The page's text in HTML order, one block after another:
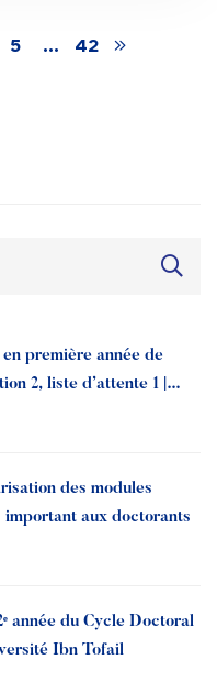
5 … 42
première année de
2, liste d’attente 1 |
des modules
aux doctorants
année du Cycle Doctoral
Ibn Tofail